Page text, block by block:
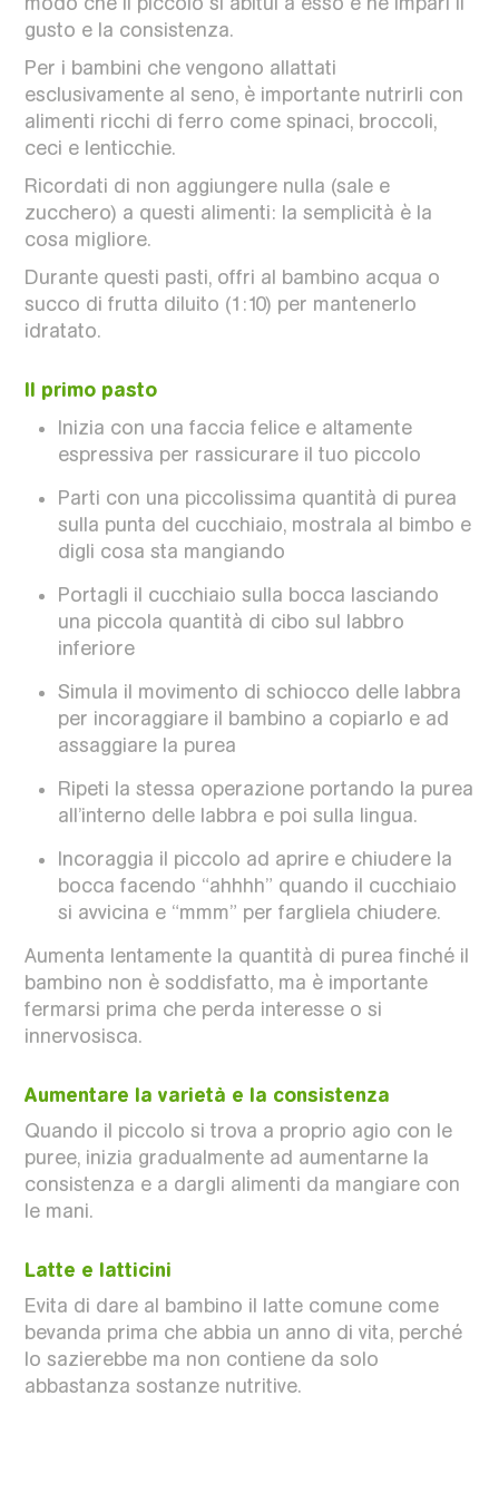
gusto e la consistenza.
Per i bambini che vengono allattati
esclusivamente al seno, è importante nutrirli con
alimenti ricchi di ferro come spinaci, broccoli,
ceci e lenticchie.
Ricordati di non aggiungere nulla (sale e
zucchero) a questi alimenti: la semplicità è la
cosa migliore.
Durante questi pasti, offri al bambino acqua o
succo di frutta diluito (1:10) per mantenerlo
idratato.
Il primo pasto
Inizia con una faccia felice e altamente
espressiva per rassicurare il tuo piccolo
Parti con una piccolissima quantità di purea
sulla punta del cucchiaio, mostrala al bimbo e
digli cosa sta mangiando
Portagli il cucchiaio sulla bocca lasciando
una piccola quantità di cibo sul labbro
inferiore
Simula il movimento di schiocco delle labbra
per incoraggiare il bambino a copiarlo e ad
assaggiare la purea
Ripeti la stessa operazione portando la purea
all’interno delle labbra e poi sulla lingua.
Incoraggia il piccolo ad aprire e chiudere la
bocca facendo “ahhhh” quando il cucchiaio
si avvicina e “mmm” per fargliela chiudere.
Aumenta lentamente la quantità di purea finché il
bambino non è soddisfatto, ma è importante
fermarsi prima che perda interesse o si
innervosisca.
Aumentare la varietà e la consistenza
Quando il piccolo si trova a proprio agio con le
puree, inizia gradualmente ad aumentarne la
consistenza e a dargli alimenti da mangiare con
le mani.
Latte e latticini
Evita di dare al bambino il latte comune come
bevanda prima che abbia un anno di vita, perché
lo sazierebbe ma non contiene da solo
abbastanza sostanze nutritive.